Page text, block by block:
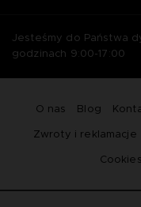
Jesteśmy do Państwa
godzinach 9:00-17:00
O nas Blog
Zwroty i reklamacje
Cookies